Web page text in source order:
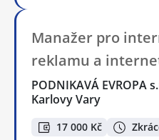
Manažer pro
reklamu a
PODNIKAVÁ EVROPA
Karlovy Vary
17 000 Kč